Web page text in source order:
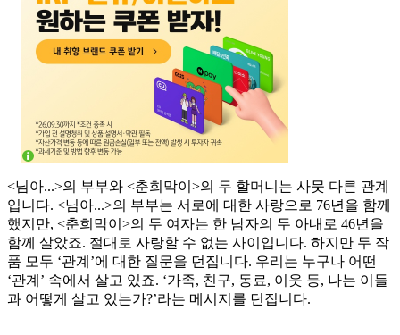
<님아...>의 부부와 <춘희막이>의 두 할머니는 사뭇 다른 관계
입니다. <님아...>의 부부는 서로에 대한 사랑으로 76년을 함께
했지만, <춘희막이>의 두 여자는 한 남자의 두 아내로 46년을
함께 살았죠. 절대로 사랑할 수 없는 사이입니다. 하지만 두 작
품 모두 ‘관계’에 대한 질문을 던집니다. 우리는 누구나 어떤
‘관계’ 속에서 살고 있죠. ‘가족, 친구, 동료, 이웃 등, 나는 이들
과 어떻게 살고 있는가?’라는 메시지를 던집니다.